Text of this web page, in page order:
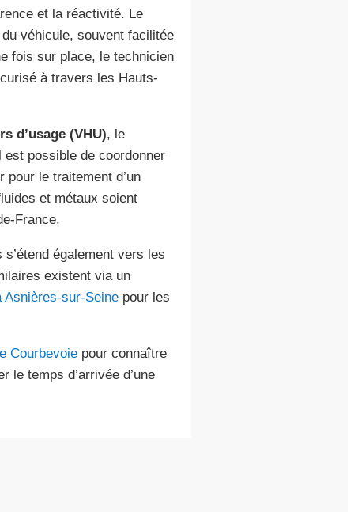
et la réactivité. Le
véhicule, souvent facilitée
fois sur place, le technicien
à travers les Hauts-
d’usage (VHU), le
possible de coordonner
le traitement d’un
et métaux soient
France.
également vers les
existent via un
Asnières-sur-Seinepour les
Courbevoiepour connaître
le temps d’arrivée d’une